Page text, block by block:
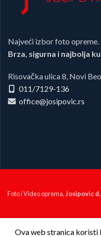
Najveći izbor foto opreme.
Brza, sigurna i najbolja
Risovačka ulica 8, Novi
011/7129-136
office@josipovic.rs
Foto i Video oprema,Josipovic
Ova web stranica koristi